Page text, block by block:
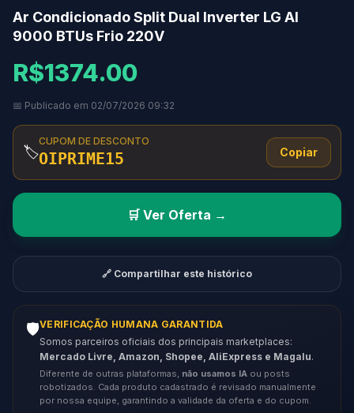
Ar Condicionado Split Dual Inverter LG AI
9000 BTUs Frio 220V
R$1374.00
📅 Publicado em 02/07/2026 09:32
🏷️
CUPOM DE DESCONTO
OIPRIME15 Copiar
🛒 Ver Oferta →
🔗 Compartilhar este histórico
🛡️VERIFICAÇÃO HUMANA GARANTIDA
Somos parceiros oficiais dos principais marketplaces:
Mercado Livre, Amazon, Shopee, AliExpress e Magalu.
Diferente de outras plataformas, não usamos IA ou posts
robotizados. Cada produto cadastrado é revisado manualmente
por nossa equipe, garantindo a validade da oferta e do cupom.